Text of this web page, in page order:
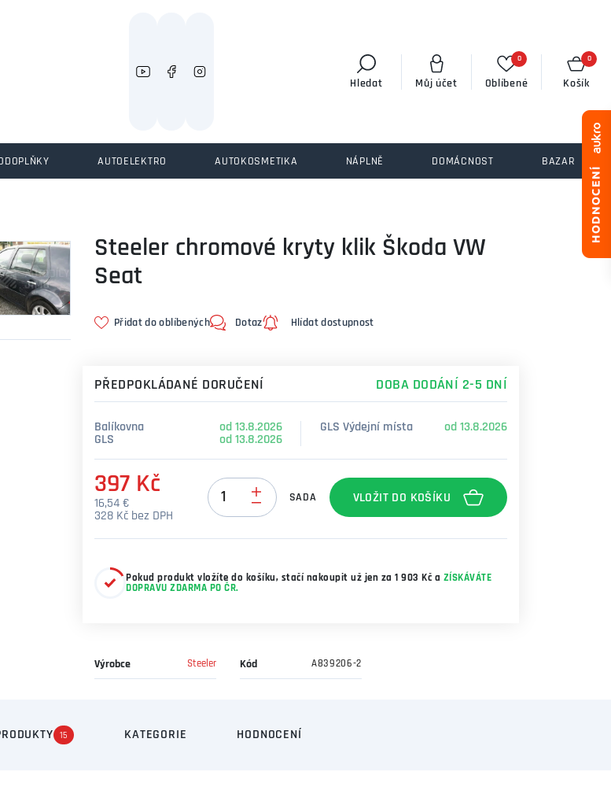
Hledat Můj účet
0
Oblíbené
0
Košík
AUTOELEKTRO AUTOKOSMETIKA NÁPLNĚ DOMÁCNOST BAZAR
Steeler chromové kryty klik Škoda VW
Seat
Přidat do oblíbených Dotaz Hlídat dostupnost
PŘEDPOKLÁDANÉ DORUČENÍ DOBA DODÁNÍ 2-5 DNÍ
Balíkovna
od 13.8.2026
GLS
od 13.8.2026
GLS Výdejní místa od 13.8.2026
397 Kč
16,54 €
328 Kč bez DPH
Množství
SADA
Pokud produkt vložíte do košíku, stačí nakoupit už jen za 1 903 Kč a ZÍSKÁVÁTE
DOPRAVU ZDARMA PO ČR.
Výrobce Steeler Kód A839206-2
15 KATEGORIE HODNOCENÍ
vám pomoci něco najít?